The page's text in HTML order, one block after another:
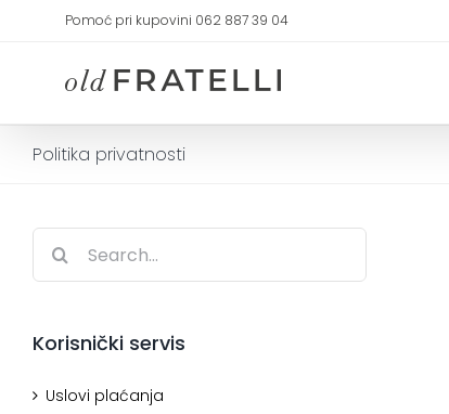
Pomoć pri kupovini 062 887 39 04
Politika privatnosti
for:
Korisnički servis
Uslovi plaćanja